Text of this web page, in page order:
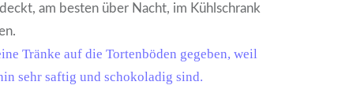
am besten über Nacht, im Kühlschrank
Tränke auf die Tortenböden gegeben, weil
sehr saftig und schokoladig sind.